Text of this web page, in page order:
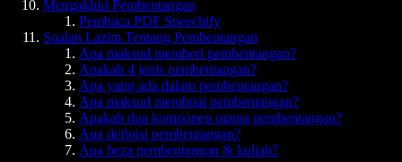
Mengakhiri Pembentangan
Pembaca PDF Speechify
Soalan Lazim Tentang Pembentangan
Apa maksud memberi pembentangan?
Apakah 4 jenis pembentangan?
Apa yang ada dalam pembentangan?
Apa maksud membuat pembentangan?
Apakah dua komponen utama pembentangan?
Apa definisi pembentangan?
Apa beza pembentangan & kuliah?